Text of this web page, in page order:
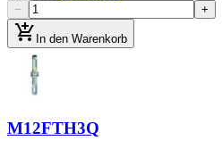
− +
add_shopping_cart In den Warenkorb
M12FTH3Q